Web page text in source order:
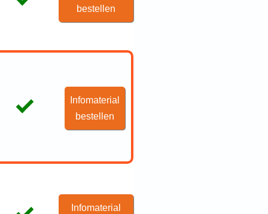
bestellen
Infomaterial
bestellen
Infomaterial